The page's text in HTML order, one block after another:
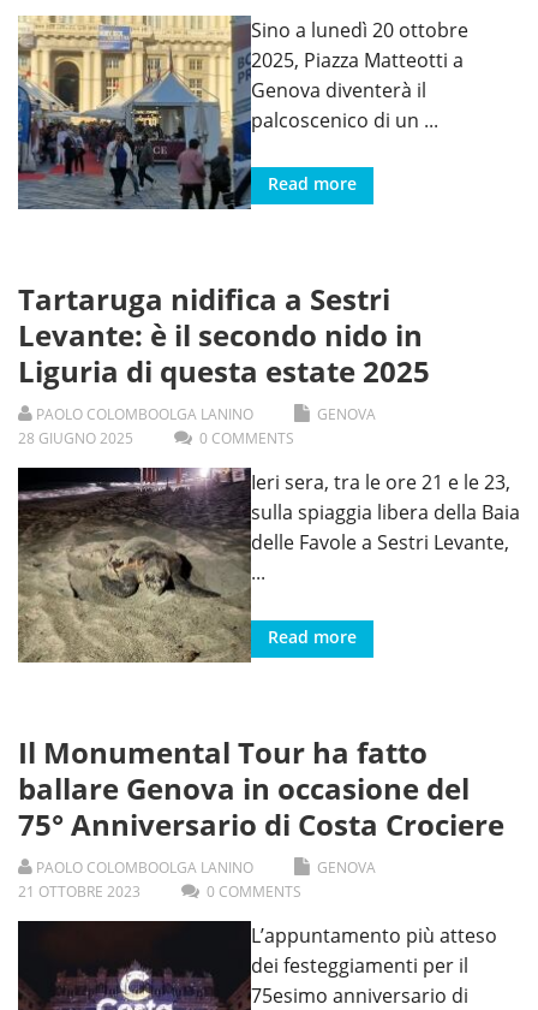
Sino a lunedì 20 ottobre
2025, Piazza Matteotti a
Genova diventerà il
palcoscenico di un ...
Read more
Tartaruga nidifica a Sestri
Levante: è il secondo nido in
Liguria di questa estate 2025
PAOLO COLOMBOOLGA LANINO
GENOVA
28 GIUGNO2025 0 COMMENTS
Ieri sera, tra le ore 21 e le 23,
sulla spiaggia libera della Baia
delle Favole a Sestri Levante,
...
Read more
Il Monumental Tour ha fatto
ballare Genova in occasione del
75° Anniversario di Costa Crociere
PAOLO COLOMBOOLGA LANINO
GENOVA
21 OTTOBRE 2023 0 COMMENTS
L’appuntamento più atteso
dei festeggiamenti per il
75esimo anniversario di